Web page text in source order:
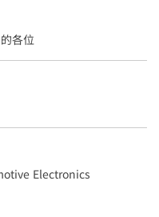
各位
Electronics